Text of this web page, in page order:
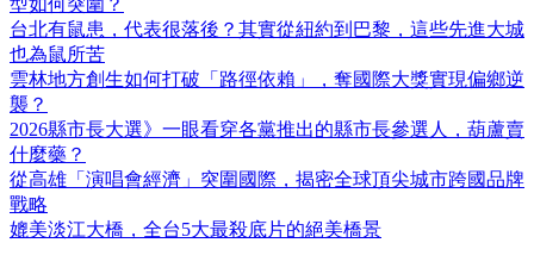
型如何突圍？
台北有鼠患，代表很落後？其實從紐約到巴黎，這些先進大城
也為鼠所苦
雲林地方創生如何打破「路徑依賴」，奪國際大獎實現偏鄉逆
襲？
2026縣市長大選》一眼看穿各黨推出的縣市長參選人，葫蘆賣
什麼藥？
從高雄「演唱會經濟」突圍國際，揭密全球頂尖城市跨國品牌
戰略
媲美淡江大橋，全台5大最殺底片的絕美橋景